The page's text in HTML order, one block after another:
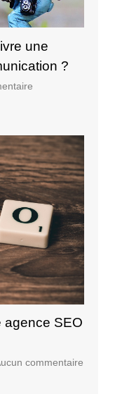
une
?
sur
pourquoi
suivre
une
formation
stratégie
de
communication
?
agence SEO
commentairesur